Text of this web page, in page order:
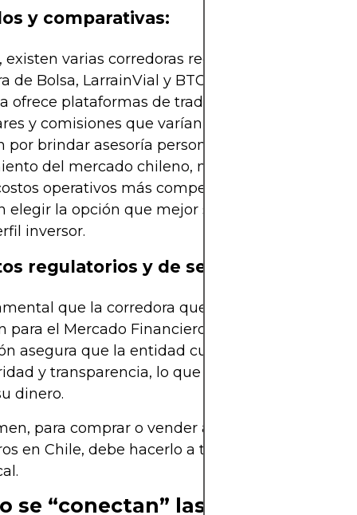
y comparativas:
existen varias corredoras reconocidas, como BCI
de Bolsa, LarrainVial y BTG Pactual Chile, entre
ofrece plataformas de trading con
y comisiones que varían según el servicio.
por brindar asesoría personalizada y un
del mercado chileno, mientras que otras
operativos más competitivos. Estos
elegir la opción que mejor se adapte a sus
inversor.
regulatorios y de seguridad
que la corredora que elija esté regulada
para el Mercado Financiero (CMF) de Chile. Esta
asegura que la entidad cumpla con estrictas
y transparencia, lo que le brinda mayor
dinero.
para comprar o vender activos e
en Chile, debe hacerlo a través de una
se “conectan” las Corredoras